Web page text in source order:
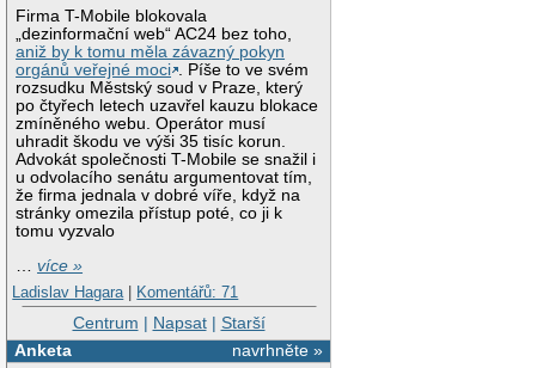
Firma T-Mobile blokovala
„dezinformační web“ AC24 bez toho,
aniž by k tomu měla závazný pokyn
orgánů veřejné moci . Píše to ve svém
rozsudku Městský soud v Praze, který
po čtyřech letech uzavřel kauzu blokace
zmíněného webu. Operátor musí
uhradit škodu ve výši 35 tisíc korun.
Advokát společnosti T-Mobile se snažil i
u odvolacího senátu argumentovat tím,
že firma jednala v dobré víře, když na
stránky omezila přístup poté, co ji k
tomu vyzvalo
…více »
Ladislav Hagara | Komentářů: 71
Centrum | Napsat| Starší
navrhněte »
Anketa